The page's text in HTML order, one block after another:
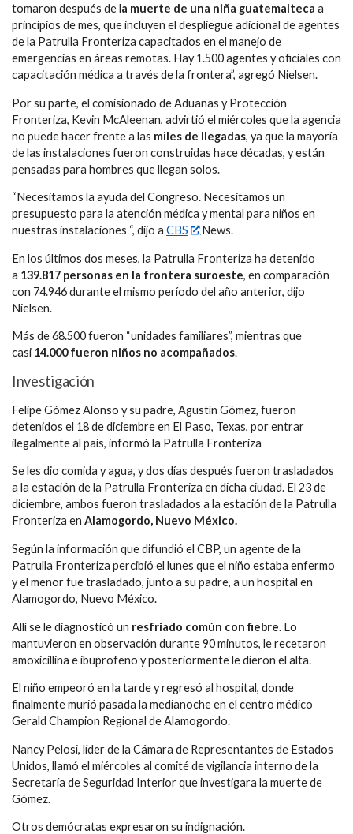
tomaron después de la muerte de una niña guatemalteca a
principios de mes, que incluyen el despliegue adicional de agentes
de la Patrulla Fronteriza capacitados en el manejo de
emergencias en áreas remotas. Hay 1.500 agentes y oficiales con
capacitación médica a través de la frontera”, agregó Nielsen.
Por su parte, el comisionado de Aduanas y Protección
Fronteriza, Kevin McAleenan, advirtió el miércoles que la agencia
no puede hacer frente a las miles de llegadas, ya que la mayoría
de las instalaciones fueron construidas hace décadas, y están
pensadas para hombres que llegan solos.
“Necesitamos la ayuda del Congreso. Necesitamos un
presupuesto para la atención médica y mental para niños en
nuestras instalaciones “, dijo a CBS News.
En los últimos dos meses, la Patrulla Fronteriza ha detenido
a 139.817 personas en la frontera suroeste, en comparación
con 74.946 durante el mismo período del año anterior, dijo
Nielsen.
Más de 68.500 fueron “unidades familiares”, mientras que
casi 14.000 fueron niños no acompañados.
Investigación
Felipe Gómez Alonso y su padre, Agustín Gómez, fueron
detenidos el 18 de diciembre en El Paso, Texas, por entrar
ilegalmente al país, informó la Patrulla Fronteriza
Se les dio comida y agua, y dos días después fueron trasladados
a la estación de la Patrulla Fronteriza en dicha ciudad. El 23 de
diciembre, ambos fueron trasladados a la estación de la Patrulla
Fronteriza en Alamogordo, Nuevo México.
Según la información que difundió el CBP, un agente de la
Patrulla Fronteriza percibió el lunes que el niño estaba enfermo
y el menor fue trasladado, junto a su padre, a un hospital en
Alamogordo, Nuevo México.
Allí se le diagnosticó un resfriado común con fiebre. Lo
mantuvieron en observación durante 90 minutos, le recetaron
amoxicillina e ibuprofeno y posteriormente le dieron el alta.
El niño empeoró en la tarde y regresó al hospital, donde
finalmente murió pasada la medianoche en el centro médico
Gerald Champion Regional de Alamogordo.
Nancy Pelosi, líder de la Cámara de Representantes de Estados
Unidos, llamó el miércoles al comité de vigilancia interno de la
Secretaría de Seguridad Interior que investigara la muerte de
Gómez.
Otros demócratas expresaron su indignación.